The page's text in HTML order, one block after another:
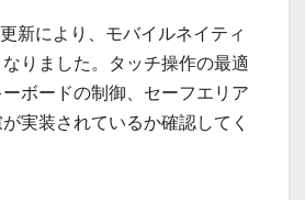
新により、モバイルネイティ
りました。タッチ操作の最適
ボードの制御、セーフエリア
が実装されているか確認してく